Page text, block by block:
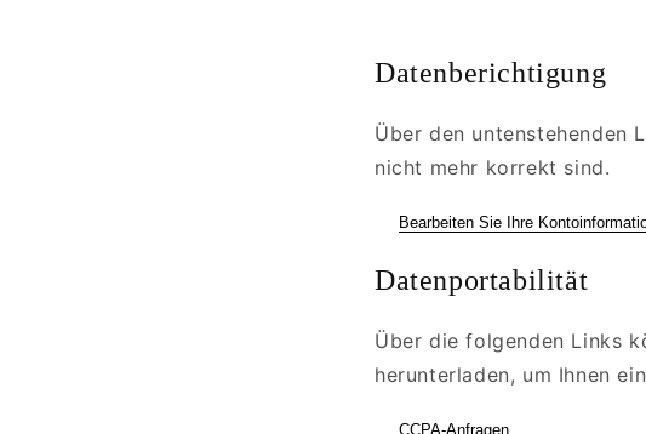
Datenberichtigung
Über den untenstehenden
nicht mehr korrekt sind.
Bearbeiten Sie Ihre
Datenportabilität
Über die folgenden Links
herunterladen, um Ihnen
CCPA-Anfragen